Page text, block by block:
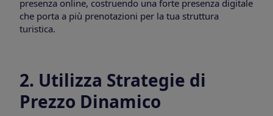
presenza online, costruendo una forte presenza digitale
che porta a più prenotazioni per la tua struttura
turistica.
2. Utilizza Strategie di
Prezzo Dinamico